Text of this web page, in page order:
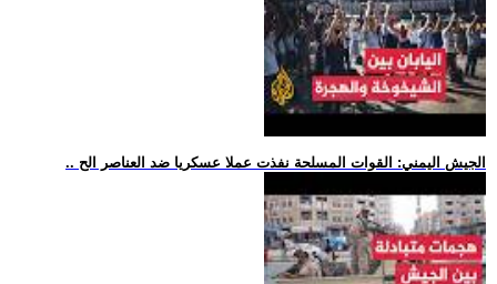
.. الجيش اليمني: القوات المسلحة نفذت عملا عسكريا ضد العناصر الح